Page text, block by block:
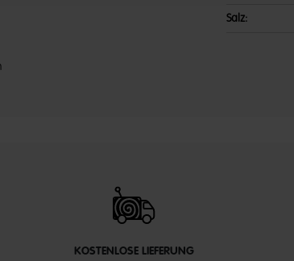
Salz:
KOSTENLOSE LIEFERUNG